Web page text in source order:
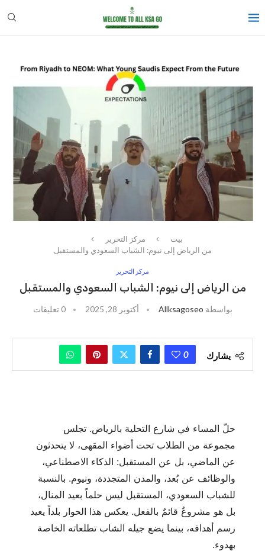
بيت
مركز التحرير
من الرياض إلى نيوم: الشباب السعودي والمستقبل
مركز التحرير
من الرياض إلى نيوم: الشباب السعودي والمستقبل
بواسطة Allksagoseo أكتوبر 28, 2025 0 تعليقات
يشارك 0
حلّ المساء في شارع التحلية بالرياض. تجلس
مجموعة من الطلاب تحت أضواء المقهى، لا يتحدثون
عن الماضي، بل عن المستقبل: الذكاء الاصطناعي،
والوظائف عن بُعد، والمدن المتجددة، ونيوم. بالنسبة
للشباب السعودي، المستقبل ليس حلماً بعيد المنال،
بل هو مشروعٌ قائمٌ بالفعل. يعكس هذا الحوار بلداً يعيد
رسم أهدافه، بينما يضع جيله الشاب تطلعاته الخاصة
بهدوء.